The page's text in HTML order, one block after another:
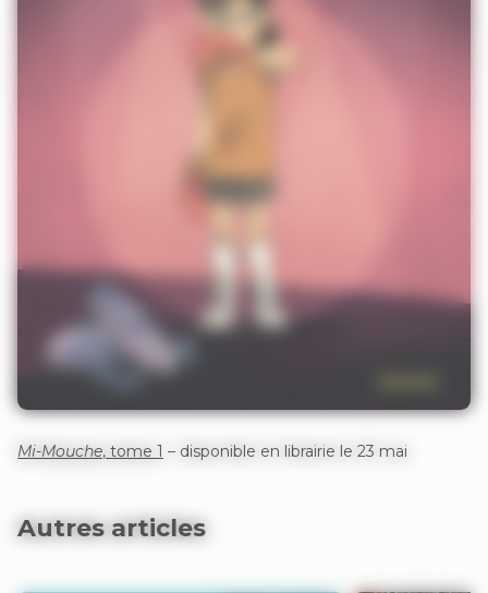
Mi-Mouche, tome 1 – disponible en librairie le 23 mai
Autres articles